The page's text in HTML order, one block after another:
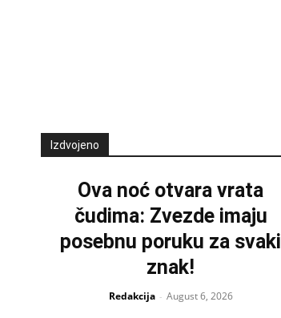
Izdvojeno
Ova noć otvara vrata
čudima: Zvezde imaju
posebnu poruku za svaki
znak!
Redakcija - August 6, 2026